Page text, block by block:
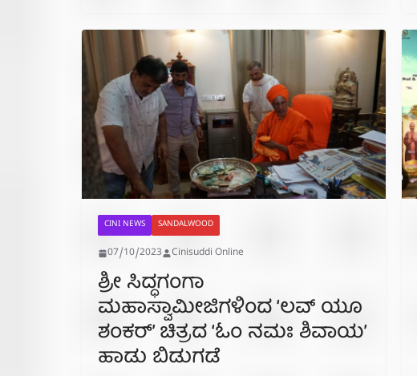
CINI NEWS SANDALWOOD
07/10/2023 Cinisuddi Online
ಶ್ರೀ ಸಿದ್ಧಗಂಗಾ
ಮಹಾಸ್ವಾಮೀಜಿಗಳಿಂದ ‘ಲವ್‍ ಯೂ
ಶಂಕರ್’ ಚಿತ್ರದ ‘ಓಂ ನಮಃ ಶಿವಾಯ’
ಹಾಡು ಬಿಡುಗಡೆ